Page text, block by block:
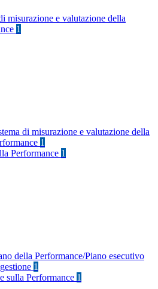
misurazione e valutazione della
1
di misurazione e valutazione della
1
Performance 1
della Performance/Piano esecutivo
1
sulla Performance 1